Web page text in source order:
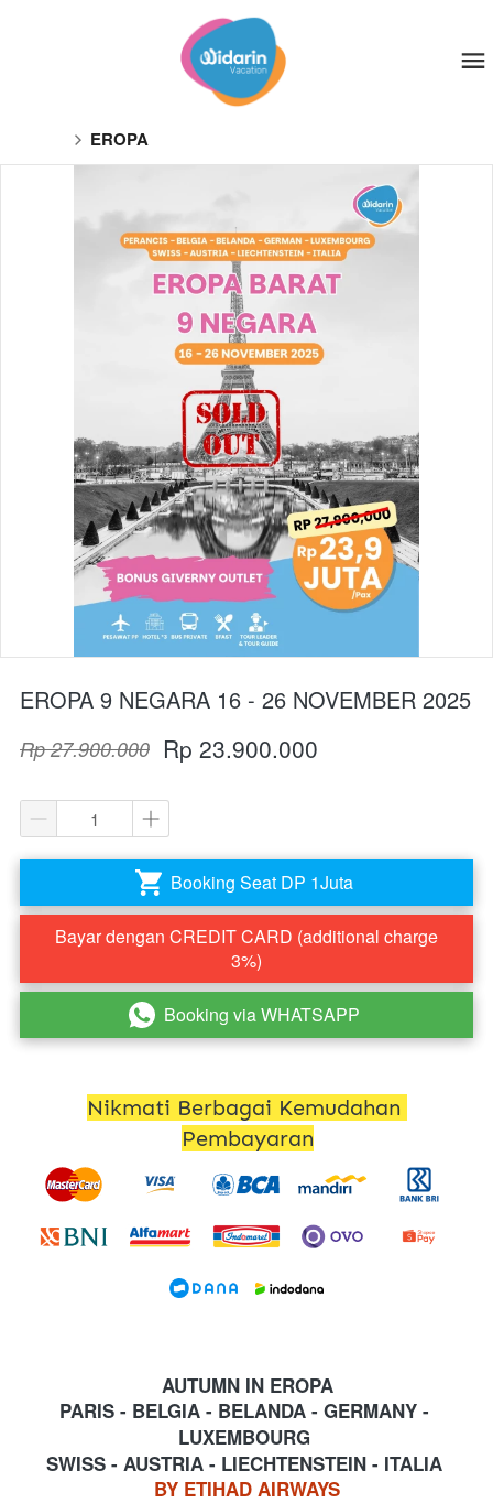
EROPA
EROPA 9 NEGARA 16 - 26 NOVEMBER 2025
Rp 27.900.000 Rp 23.900.000
` Booking Seat DP 1Juta
Bayar dengan CREDIT CARD (additional charge
3%)
` Booking via WHATSAPP
Nikmati Berbagai Kemudahan
Pembayaran
AUTUMN IN EROPA
PARIS - BELGIA - BELANDA - GERMANY -
LUXEMBOURG
SWISS - AUSTRIA - LIECHTENSTEIN - ITALIA
BY ETIHAD AIRWAYS